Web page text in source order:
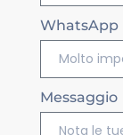
WhatsApp
Messaggio